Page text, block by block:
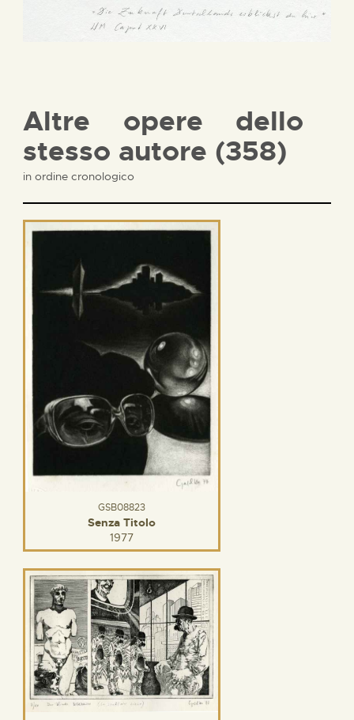
Altre opere dello
stesso autore (358)
in ordine cronologico
GSB08823
Senza Titolo
1977